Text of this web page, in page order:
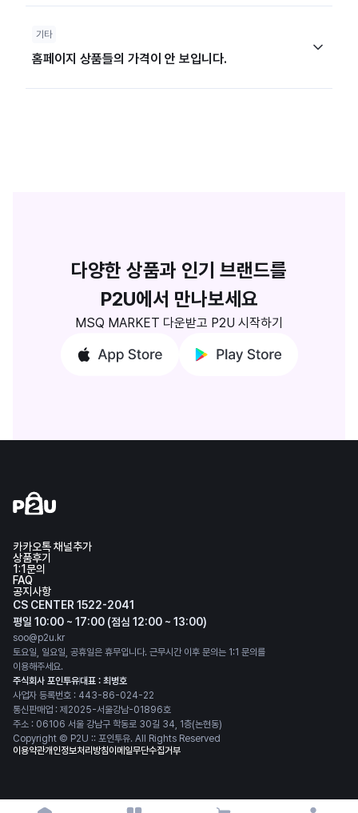
카카오톡 채널추가
상품후기
1:1문의
FAQ
공지사항
CS CENTER 1522-2041
평일 10:00 ~ 17:00 (점심 12:00 ~ 13:00)
soo@p2u.kr
토요일, 일요일, 공휴일은 휴무입니다. 근무시간 이후 문의는 1:1 문의를
이용해주세요.
주식회사 포인투유대표 : 최병호
사업자 등록번호 : 443-86-024-22
통신판매업 : 제2025-서울강남-01896호
주소 : 06106 서울 강남구 학동로 30길 34, 1층(논현동)
Copyright © P2U :: 포인투유. All Rights Reserved
이용약관개인정보처리방침이메일무단수집거부